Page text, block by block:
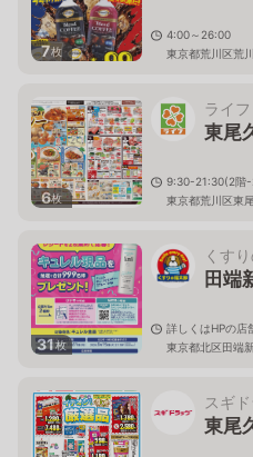
7枚
4:00～26:00
東京都荒川区荒
6枚
ライフ
東尾
9:30-21:30(2階-
東京都荒川区東
31枚
くす
田端
詳しくはHPの店
東京都北区田端
スギ
東尾